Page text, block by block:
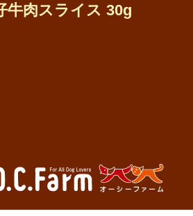
牛肉スライス 30g